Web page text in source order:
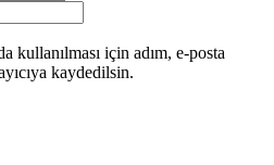
kullanılması için adım, e-posta
kaydedilsin.